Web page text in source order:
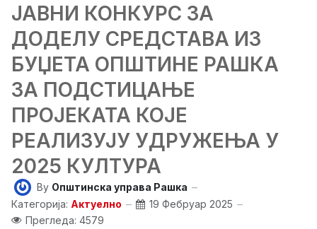
ЈАВНИ КОНКУРС ЗА
ДОДЕЛУ СРЕДСТАВА ИЗ
БУЏЕТА ОПШТИНЕ РАШКА
ЗА ПОДСТИЦАЊЕ
ПРОЈЕКАТА КОЈЕ
РЕАЛИЗУЈУ УДРУЖЕЊА У
2025 КУЛТУРА
By Општинска управа Рашка
Категорија: Актуелно
19 Фебруар 2025
Прегледа: 4579